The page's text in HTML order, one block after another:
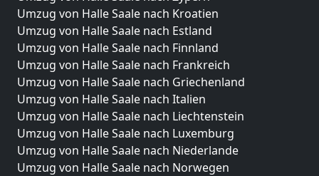
Umzug von Halle Saale nach Kroatien
Umzug von Halle Saale nach Estland
Umzug von Halle Saale nach Finnland
Umzug von Halle Saale nach Frankreich
Umzug von Halle Saale nach Griechenland
Umzug von Halle Saale nach Italien
Umzug von Halle Saale nach Liechtenstein
Umzug von Halle Saale nach Luxemburg
Umzug von Halle Saale nach Niederlande
Umzug von Halle Saale nach Norwegen